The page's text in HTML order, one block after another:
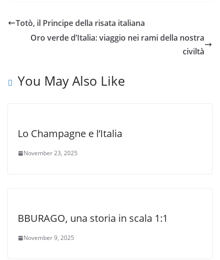
Totò, il Principe della risata italiana
Oro verde d’Italia: viaggio nei rami della nostra
civiltà
You May Also Like
Lo Champagne e l’Italia
November 23, 2025
BBURAGO, una storia in scala 1:1
November 9, 2025